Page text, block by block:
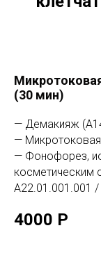
(30 мин)
— Демакияж
— Микротоковая
— Фонофорез,
косметическим
А22.01.001.001
4000 Р